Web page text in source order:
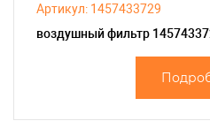
Артикул: 1457433729
воздушный фильтр